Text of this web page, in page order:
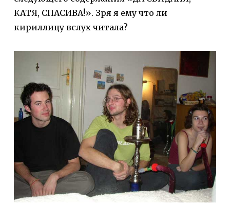
КАТЯ, СПАСИВА!». Зря я ему что ли
кириллицу вслух читала?